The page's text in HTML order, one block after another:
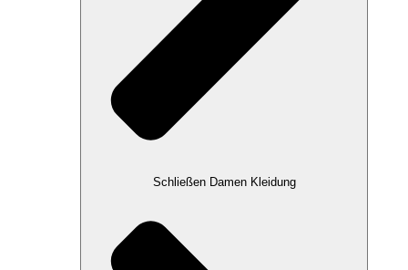
Schließen Damen Kleidung